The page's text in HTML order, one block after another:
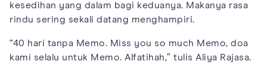
kesedihan yang dalam bagi keduanya. Makanya rasa
rindu sering sekali datang menghampiri.
“40 hari tanpa Memo. Miss you so much Memo, doa
kami selalu untuk Memo. Alfatihah,” tulis Aliya Rajasa.